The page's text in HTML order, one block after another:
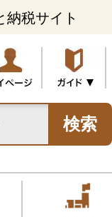
納税サイト
検索